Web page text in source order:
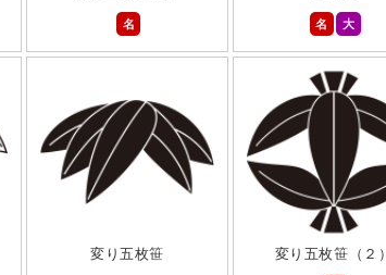
名
名
大
変り五枚笹
変り五枚笹（２）